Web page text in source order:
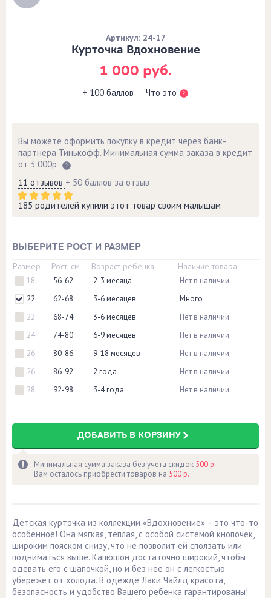
1 000 руб.
Курточка Вдохновение
Артикул: 24-17
+ 100 баллов Что это
Вы можете оформить покупку в кредит через банк-
партнера Тинькофф. Минимальная сумма заказа в кредит
от 3 000р
11 отзывов + 50 баллов за отзыв
185 родителей купили этот товар своим малышам
ВЫБЕРИТЕ РОСТ И РАЗМЕР
Размер Рост, см Возраст ребенка Наличие товара
18 56-62 2-3 месяца
Нет в наличии
22
62-68 3-6 месяцев
Много
22
68-74 3-6 месяцев
Нет в наличии
24
74-80 6-9 месяцев
Нет в наличии
26
80-86 9-18 месяцев
Нет в наличии
26
86-92 2 года
Нет в наличии
28
92-98 3-4 года Нет в наличии
ДОБАВИТЬ В КОРЗИНУ
Минимальная сумма заказа без учета скидок 500 р.
Вам осталось приобрести товаров на 500 р.
Детская курточка из коллекции «Вдохновение» – это что-то
особенное! Она мягкая, теплая, с особой системой кнопочек,
широким пояском снизу, что не позволит ей сползать или
подниматься выше. Капюшон достаточно широкий, чтобы
одевать его с шапочкой, но и без нее он с легкостью
убережет от холода. В одежде Лаки Чайлд красота,
безопасность и удобство Вашего ребенка гарантированы!